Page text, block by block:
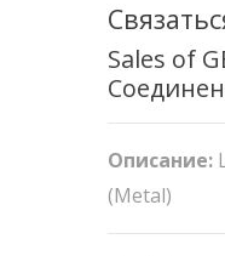
Sales of
Описание:
(Metal)